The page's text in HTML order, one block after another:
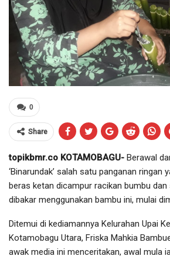
0
Share
topikbmr.co KOTAMOBAGU- Berawal
‘Binarundak’ salah satu panganan ringan
beras ketan dicampur racikan bumbu dan
dibakar menggunakan bambu ini, mulai
Ditemui di kediamannya Kelurahan Upai
Kotamobagu Utara, Friska Mahkia
awak media ini menceritakan, awal mula